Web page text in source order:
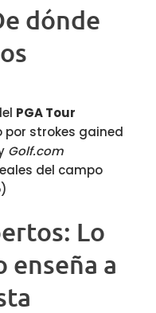
dónde
PGA Tour
por strokes gained
Golf.com
del campo
Lo
enseña a